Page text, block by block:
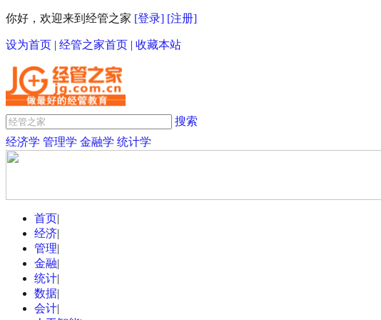
你好，欢迎来到经管之家 [登录] [注册]
设为首页 | 经管之家首页 | 收藏本站
搜索
经济学 管理学 金融学 统计学
首页|
经济|
管理|
金融|
统计|
数据|
会计|